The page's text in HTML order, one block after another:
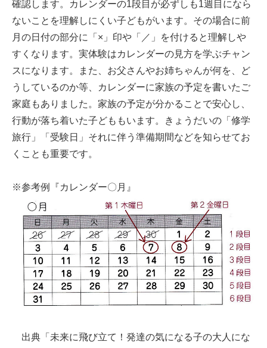
確認します。カレンダーの1段目が必ずしも1週目になら
ないことを理解しにくい子どもがいます。その場合に前
月の日付の部分に「×」印や「／」を付けると理解しや
すくなります。実体験はカレンダーの見方を学ぶチャン
スになります。また、お父さんやお姉ちゃんが何を、ど
うしているのか等、カレンダーに家族の予定を書いたご
家庭もありました。家族の予定が分かることで安心し、
行動が落ち着いた子どももいます。きょうだいの「修学
旅行」「受験日」それに伴う準備期間などを知らせてお
くことも重要です。
※参考例『カレンダー〇月』
出典「未来に飛び立て！発達の気になる子の大人にな